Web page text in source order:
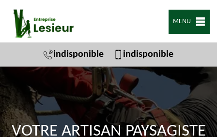
MENU
indisponible indisponible
VOTRE ARTISAN PAYSAGISTE